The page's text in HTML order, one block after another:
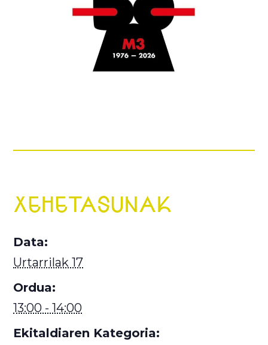
XEHETASUNAK
Data:
Urtarrilak 17
Ordua:
13:00 - 14:00
Ekitaldiaren Kategoria: